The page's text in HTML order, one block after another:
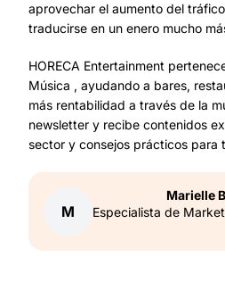
aprovechar el aumento del
traducirse en un enero mucho
HORECA Entertainment
Música , ayudando a bares,
más rentabilidad a través de la
newsletter y recibe contenidos
sector y consejos prácticos para
M
Marielle
Especialista de